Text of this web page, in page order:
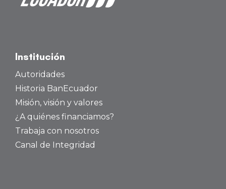
Institución
Autoridades
Historia BanEcuador
Misión, visión y valores
¿A quiénes financiamos?
Trabaja con nosotros
Canal de Integridad